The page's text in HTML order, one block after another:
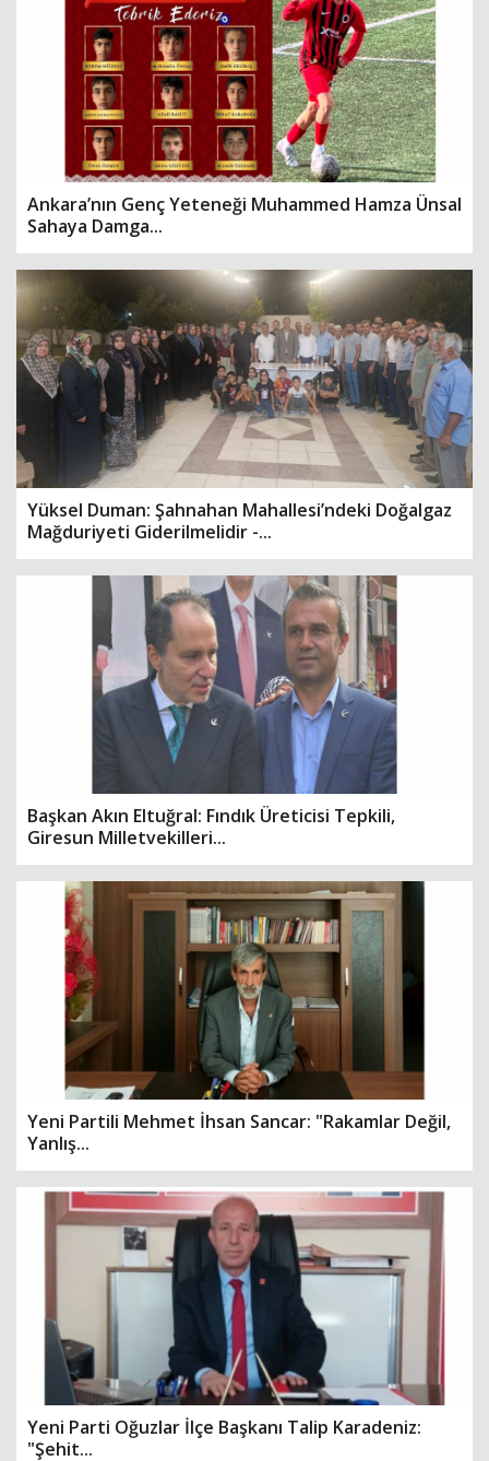
Ankara’nın Genç Yeteneği Muhammed Hamza Ünsal
Sahaya Damga...
Yüksel Duman: Şahnahan Mahallesi’ndeki Doğalgaz
Mağduriyeti Giderilmelidir -...
Başkan Akın Eltuğral: Fındık Üreticisi Tepkili,
Giresun Milletvekilleri...
Yeni Partili Mehmet İhsan Sancar: "Rakamlar Değil,
Yanlış...
Yeni Parti Oğuzlar İlçe Başkanı Talip Karadeniz:
"Şehit...